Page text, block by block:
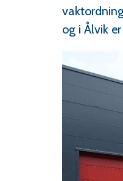
og i Ålvik